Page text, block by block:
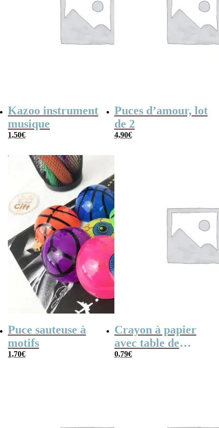
Kazoo instrument
musique
1,50€
Puces d’amour, lot
de 2
4,90€
Puce sauteuse à
motifs
1,70€
Crayon à papier
avec table de
multiplication
0,79€